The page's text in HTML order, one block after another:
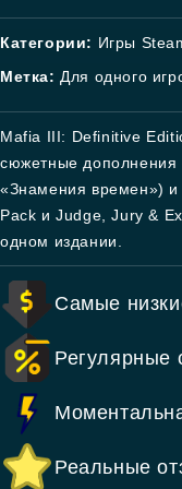
Категории: Игры
Метка: Для одного
Mafia III: Definitive
сюжетные дополнения
«Знамения времен»)
Pack и Judge, Jury &
одном издании.
Самые
Регулярные
Реальные